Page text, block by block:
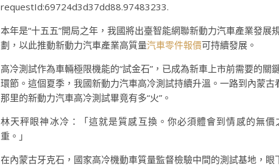
requestId:69724d3d37dd88.97483233.
本年是“十五五”開局之年，我國將出臺智能網聯新動力汽車產業發展
劃，以此推動新動力汽車產業高質量汽車零件報價可持續發展。
高冷測試作為車輛極限機能的“試金石”，已成為新車上市前需要的關
環節。這個夏季，我國新動力汽車高冷測試持續升溫。一路到內蒙古
那里的新動力汽車高冷測試畢竟有多“火”。
林天秤眼神冰冷：「這就是質感互換。你必須體會到情感的無價
重。」
在內蒙古牙克石，國家高冷機動車質量監督檢驗中間的測試基地，眼